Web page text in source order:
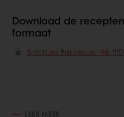
Download de
formaat
Brochure Barbecue - NL
LEES MEER